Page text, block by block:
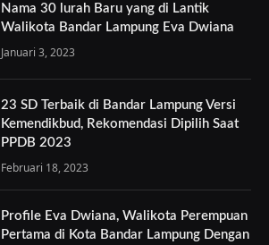
Nama 30 lurah Baru yang di Lantik
Walikota Bandar Lampung Eva Dwiana
Januari 3, 2023
23 SD Terbaik di Bandar Lampung Versi
Kemendikbud, Rekomendasi Dipilih Saat
PPDB 2023
Februari 18, 2023
Profile Eva Dwiana, Walikota Perempuan
Pertama di Kota Bandar Lampung Dengan